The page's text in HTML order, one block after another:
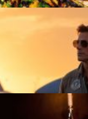
villes au monde selon